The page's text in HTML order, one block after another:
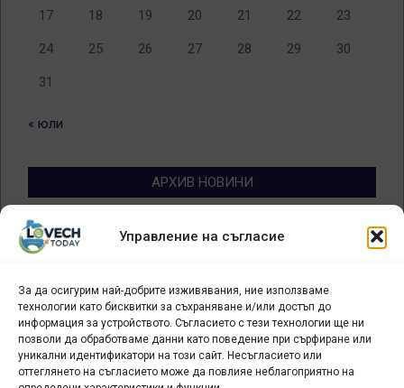
Управление на съгласие
За да осигурим най-добрите изживявания, ние използваме
технологии като бисквитки за съхраняване и/или достъп до
информация за устройството. Съгласието с тези технологии ще ни
позволи да обработваме данни като поведение при сърфиране или
уникални идентификатори на този сайт. Несъгласието или
оттеглянето на съгласието може да повлияе неблагоприятно на
17 18 19 20 21 22 23
24 25 26 27 28 29 30
31
« юли
АРХИВ НОВИНИ
Архив
новини
БИЗНЕС
Арт галерия "Мостове" – магазин за изкуство
СЕВЕРОЗАПАДА ИНФОРМАЦИОНЕН БИЗНЕС
ТУРИСТИЧЕСКИ КЛЪСТЕР